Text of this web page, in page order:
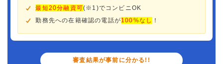
最短20分融資可(※1)でコンビニOK
勤務先への在籍確認の電話が100%なし ！
審査結果が事前に分かる!!